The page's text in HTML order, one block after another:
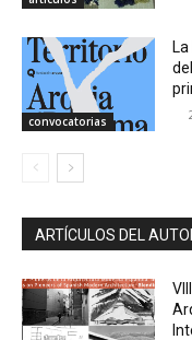
convocatorias
ARTÍCULOS DEL